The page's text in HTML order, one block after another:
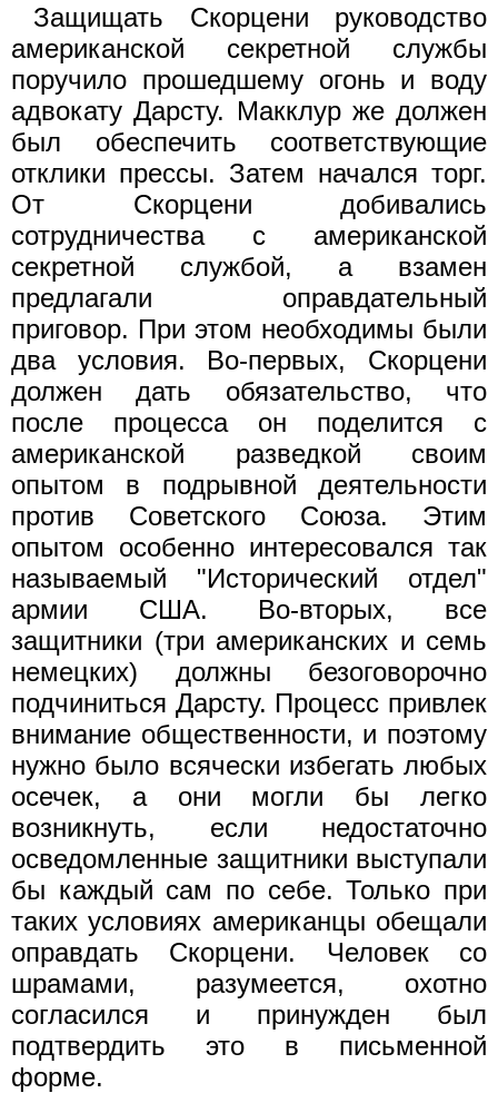
Защищать Скорцени руководство
американской секретной службы
поручило прошедшему огонь и воду
адвокату Дарсту. Макклур же должен
был обеспечить соответствующие
отклики прессы. Затем начался торг.
От Скорцени добивались
сотрудничества с американской
секретной службой, а взамен
предлагали оправдательный
приговор. При этом необходимы были
два условия. Во-первых, Скорцени
должен дать обязательство, что
после процесса он поделится с
американской разведкой своим
опытом в подрывной деятельности
против Советского Союза. Этим
опытом особенно интересовался так
называемый "Исторический отдел"
армии США. Во-вторых, все
защитники (три американских и семь
немецких) должны безоговорочно
подчиниться Дарсту. Процесс привлек
внимание общественности, и поэтому
нужно было всячески избегать любых
осечек, а они могли бы легко
возникнуть, если недостаточно
осведомленные защитники выступали
бы каждый сам по себе. Только при
таких условиях американцы обещали
оправдать Скорцени. Человек со
шрамами, разумеется, охотно
согласился и принужден был
подтвердить это в письменной
форме.